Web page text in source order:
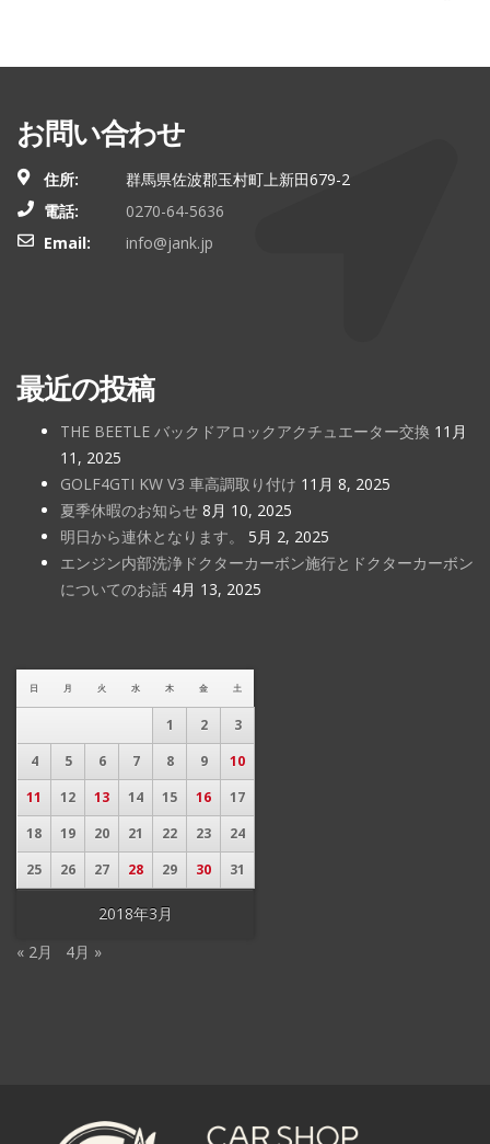
お問い合わせ
住所:
群馬県佐波郡玉村町上新田679-2
電話:
0270-64-5636
Email:
info@jank.jp
最近の投稿
THE BEETLE バックドアロックアクチュエーター交換 11月
11, 2025
GOLF4GTI KW V3 車高調取り付け 11月 8, 2025
夏季休暇のお知らせ 8月 10, 2025
明日から連休となります。
5月 2, 2025
エンジン内部洗浄ドクターカーボン施行とドクターカーボン
についてのお話 4月 13, 2025
2018年3月
日 月 火 水 木 金 土
1 2
3
4
5 6 7 8 9
10
11
12 13 14 15 16
17
18
19 20 21 22 23
24
25
26 27 28 29 30 31
« 2月 4月 »